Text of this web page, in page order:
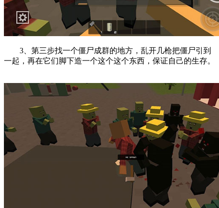
3、第三步找一个僵尸成群的地方，乱开几枪把僵尸引到
一起，再在它们脚下造一个这个这个东西，保证自己的生存。